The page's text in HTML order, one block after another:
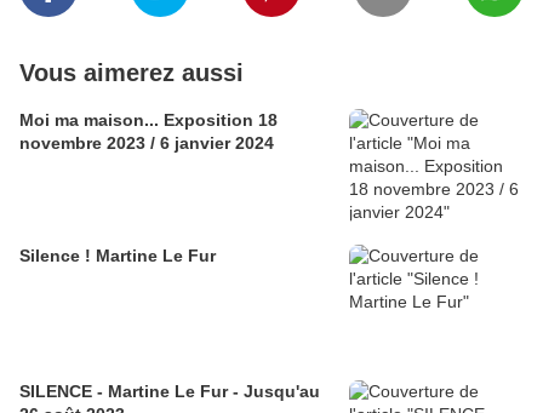
Vous aimerez aussi
Moi ma maison... Exposition 18
novembre 2023 / 6 janvier 2024
Silence ! Martine Le Fur
SILENCE - Martine Le Fur - Jusqu'au